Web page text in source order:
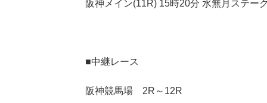
阪神メイン(11R) 15時20分 水無月ステー
■中継レース
阪神競馬場 2R～12R